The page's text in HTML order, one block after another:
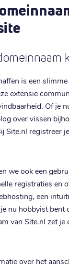
is een
extensie
Of je
over vissen
Site.nl registreer
we ook een
registraties en
een
nu hobbyist bent
van Site.nl zet
over het